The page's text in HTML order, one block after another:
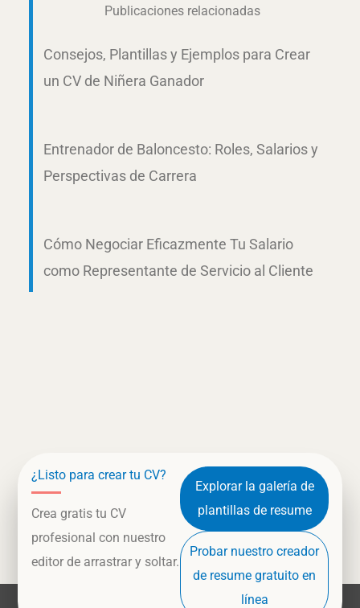
Publicaciones relacionadas
Consejos, Plantillas y Ejemplos para Crear
un CV de Niñera Ganador
Entrenador de Baloncesto: Roles, Salarios y
Perspectivas de Carrera
Cómo Negociar Eficazmente Tu Salario
como Representante de Servicio al Cliente
¿Listo para crear tu CV?
Crea gratis tu CV
profesional con nuestro
editor de arrastrar y soltar.
Explorar la galería de
plantillas de resume
Probar nuestro creador
de resume gratuito en
línea